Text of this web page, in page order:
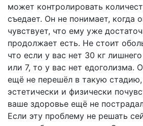
может контролировать
съедает. Он не понимает, когда
чувствует, что ему уже
продолжает есть. Не стоит
что если у вас нет 30 кг
или 7, то у вас нет едоголизма.
ещё не перешёл в такую
эстетически и физически
ваше здоровье ещё не
Если эту проблему не решать